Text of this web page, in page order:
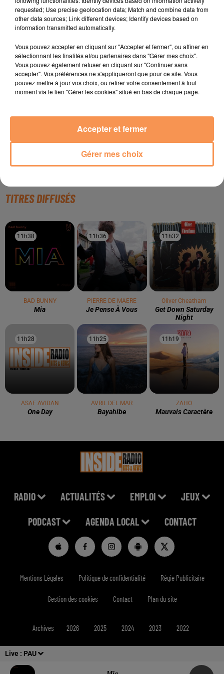
Live : PAU
25 novembre 2019- 1 h 11 min
LE KOP INSIDE #6 : EMISSION DU LUNDI 25 NOVEMBRE
2019
18 novembre 2019- 1 h 15 min
LE KOP INSIDE #5 : EMISSION DU LUNDI 18 NOVEMBRE
TITRES DIFFUSÉS
11h38
11h38
BAD BUNNY
Mia
11h36
11h36
PIERRE DE MAERE
Je Pense À Vous
11h32
11h32
Oliver Cheatham
Get Down Saturday
Night
11h28
11h28
ASAF AVIDAN
One Day
11h25
11h25
AVRIL DEL MAR
Bayahibe
11h19
11h19
ZAHO
Mauvais Caractère
RADIO ACTUALITÉS EMPLOI JEUX
PODCAST AGENDA LOCAL CONTACT
Mentions Légales Politique de confidentialité Régie Publicitaire
Gestion des cookies Contact Plan du site
Archives 2026 2025 2024 2023 2022
requested; Use precise geolocation data; Match and combine data from
other data sources; Link different devices; Identify devices based on
information transmitted automatically.
Vous pouvez accepter en cliquant sur "Accepter et fermer", ou affiner en
sélectionnant les finalités et/ou partenaires dans "Gérer mes choix".
Vous pouvez également refuser en cliquant sur "Continuer sans
accepter". Vos préférences ne s'appliqueront que pour ce site. Vous
pouvez mettre à jour vos choix, ou retirer votre consentement à tout
moment via le lien "Gérer les cookies" situé en bas de chaque page.
Gérer mes choix
Accepter et fermer